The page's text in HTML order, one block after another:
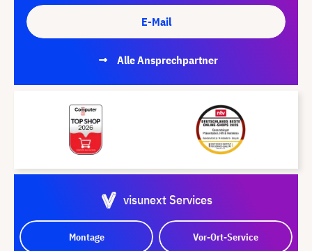
E-Mail
Alle Ansprechpartner
visunext Services
Montage Vor-Ort-Service